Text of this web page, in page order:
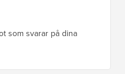
som svarar på dina